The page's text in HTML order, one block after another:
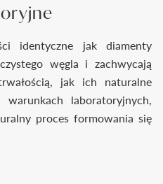
identyczne jak diamenty
węgla i zachwycają
jak ich naturalne
laboratoryjnych,
proces formowania się